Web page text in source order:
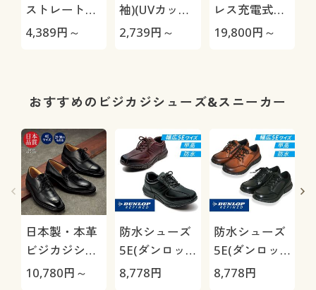
ストレートパ
ンツ(スマート
わらか・選べ
ス・洗濯機
OK・1年中は
ける)
4,389円～
袖)(UVカッ
ト・洗濯機
2,739円～
レス充電式ク
リーナー
19,800円～
おすすめのビジカジシューズ&スニーカー
日本製・本革
ビジカジシュ
ーズ4E(リナ
10,780円～
防水シューズ
5E(ダンロッ
プリファイン
8,778円
防水シューズ
5E(ダンロッ
プリファイン
8,778円